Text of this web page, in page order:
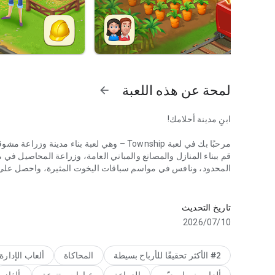
لمحة عن هذه اللعبة arrow_forward
ابنِ مدينة أحلامك!
مرحبًا بك في لعبة Township – وهي لعبة بناء مدينة وزراعة مشوقة حيث تصبح فيها عمدة مدينتك الخاصة!
قم ببناء المنازل والمصانع والمباني العامة، وزراعة
المحدود، ونافس في مواسم سباقات اليخوت المثيرة، واحصل
استمتع بحل ألغاز المطابقة الثلاثية المريحة للحصول على
بالإنترنت!
ميزات اللعبة:
● إبداع لا حدود له: صمم وابنِ مدينة أحلامك!
تاريخ التحديث
10‏/07‏/2026
#2 الأكثر تحقيقًا للأرباح بسيطة المحاكاة ألعاب الإدارة